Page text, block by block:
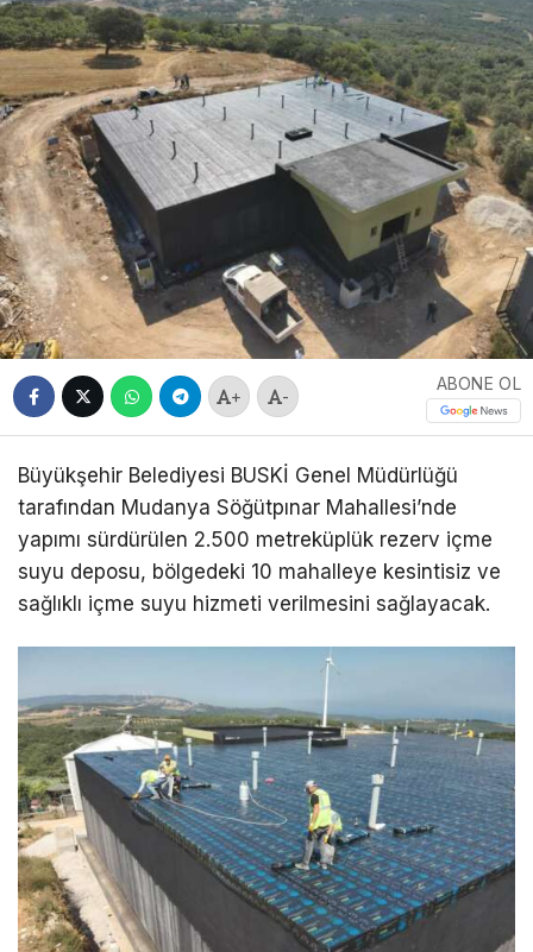
+ -
ABONE OL
Büyükşehir Belediyesi BUSKİ Genel Müdürlüğü
tarafından Mudanya Söğütpınar Mahallesi’nde
yapımı sürdürülen 2.500 metreküplük rezerv içme
suyu deposu, bölgedeki 10 mahalleye kesintisiz ve
sağlıklı içme suyu hizmeti verilmesini sağlayacak.